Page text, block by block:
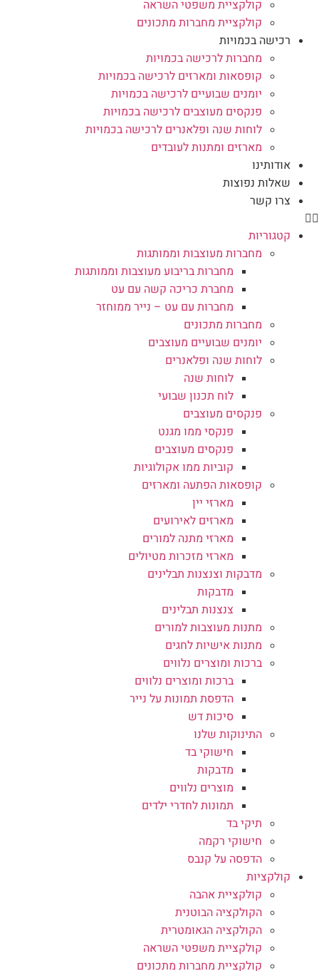
קולקציית משפטי השראה
קולקציית מחברות מתכונים
רכישה בכמויות
מחברות לרכישה בכמויות
קופסאות ומארזים לרכישה בכמויות
יומנים שבועיים לרכישה בכמויות
פנקסים מעוצבים לרכישה בכמויות
לוחות שנה ופלאנרים לרכישה בכמויות
מארזים ומתנות לעובדים
אודותינו
שאלות נפוצות
צרו קשר
קטגוריות
מחברות מעוצבות וממותגות
מחברות בריבוע מעוצבות וממותגות
מחברת כריכה קשה עם עט
מחברות עם עט – נייר ממוחזר
מחברות מתכונים
יומנים שבועיים מעוצבים
לוחות שנה ופלאנרים
לוחות שנה
לוח תכנון שבועי
פנקסים מעוצבים
פנקסי ממו מגנט
פנקסים מעוצבים
קוביות ממו אקולוגיות
קופסאות הפתעה ומארזים
מארזי יין
מארזים לאירועים
מארזי מתנה למורים
מארזי מזכרות מטיולים
מדבקות וצנצנות תבלינים
מדבקות
צנצנות תבלינים
מתנות מעוצבות למורים
מתנות אישיות לחגים
ברכות ומוצרים נלווים
ברכות ומוצרים נלווים
הדפסת תמונות על נייר
סיכות דש
התינוקות שלנו
חישוקי בד
מדבקות
מוצרים נלווים
תמונות לחדרי ילדים
תיקי בד
חישוקי רקמה
הדפסה על קנבס
קולקציות
קולקציית אהבה
הקולקציה הבוטנית
הקולקציה הגאומטרית
קולקציית משפטי השראה
קולקציית מחברות מתכונים